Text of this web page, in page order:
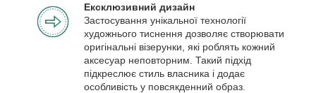
Ексклюзивний дизайн
Застосування унікальної технології
художнього тиснення дозволяє створювати
оригінальні візерунки, які роблять кожний
аксесуар неповторним. Такий підхід
підкреслює стиль власника і додає
особливість у повсякденний образ.